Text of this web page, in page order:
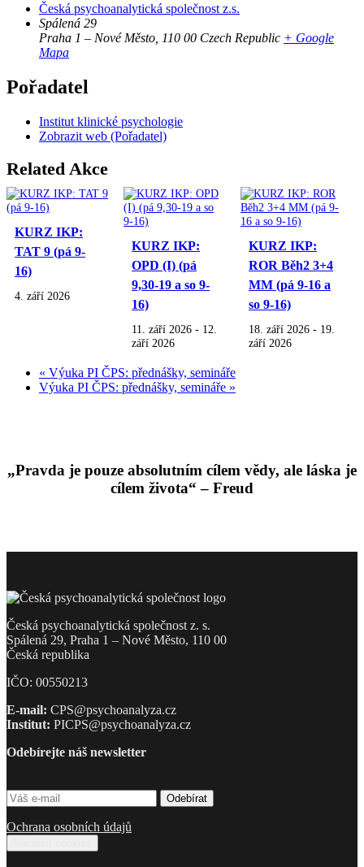
Česká psychoanalytická společnost z.s.
Spálená 29
Praha 1 – Nové Město 110 00 Czech Republic + Google
Mapa
Pořadatel
Institut klinické psychologie
Zobrazit web (Pořadatel)
Related Akce
KURZ IKP:
TAT 9 (pá 9-
16)
4. září 2026
KURZ IKP:
OPD (I) (pá
9,30-19 a so 9-
16)
11. září 2026 - 12.
září 2026
KURZ IKP:
ROR Běh2 3+4
MM (pá 9-16 a
so 9-16)
18. září 2026 - 19.
září 2026
« Výuka PI ČPS: přednášky, semináře
Výuka PI ČPS: přednášky, semináře »
„Pravda je pouze absolutním cílem vědy, ale láska je
cílem života“ – Freud
Česká psychoanalytická společnost z. s.
Spálená 29, Praha 1 – Nové Město, 110 00
Česká republika
IČO: 00550213
E-mail: CPS@psychoanalyza.cz
Institut: PICPS@psychoanalyza.cz
Odebírejte náš newsletter
Ochrana osobních údajů